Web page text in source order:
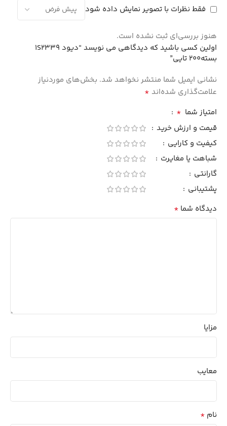
فقط نظرات با تصویر نمایش داده شود
هنوز بررسی‌ای ثبت نشده است.
اولین کسی باشید که دیدگاهی می نویسد “دیود 1S2339
بسته200 تایی”
نشانی ایمیل شما منتشر نخواهد شد. بخش‌های موردنیاز
علامت‌گذاری شده‌اند *
امتیاز شما *
قیمت و ارزش خرید
کیفیت و کارایی
شباهت یا مغایرت
گارانتی
پشتیبانی
دیدگاه شما *
مزایا
معایب
نام *